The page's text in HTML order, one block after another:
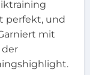
perfekt, und
mit
der